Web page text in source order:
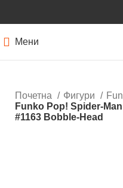
Мени
Почетна Фигури
Funko Pop! Spider-
#1163 Bobble-Head